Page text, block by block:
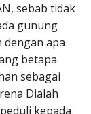
sebab tidak
gunung
dengan apa
betapa
sebagai
Dialah
kepada